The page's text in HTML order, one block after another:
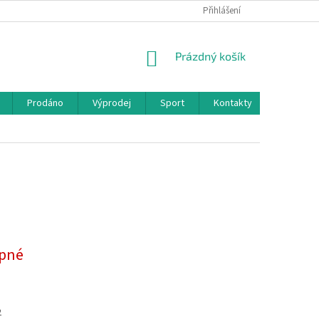
Přihlášení
NÁKUPNÍ
Prázdný košík
Prodáno Výprodej Sport
Kontakty